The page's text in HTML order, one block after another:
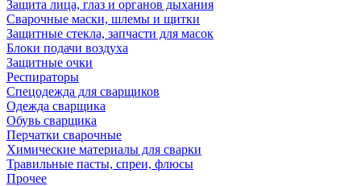
Защита лица, глаз и органов дыхания
Сварочные маски, шлемы и щитки
Защитные стекла, запчасти для масок
Блоки подачи воздуха
Защитные очки
Респираторы
Спецодежда для сварщиков
Одежда сварщика
Обувь сварщика
Перчатки сварочные
Химические материалы для сварки
Травильные пасты, спреи, флюсы
Прочее